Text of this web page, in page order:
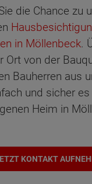
die Chance zu
in Möllenbeck.
Ort von der
Bauherren aus
und sicher es
Heim in
KONTAKT